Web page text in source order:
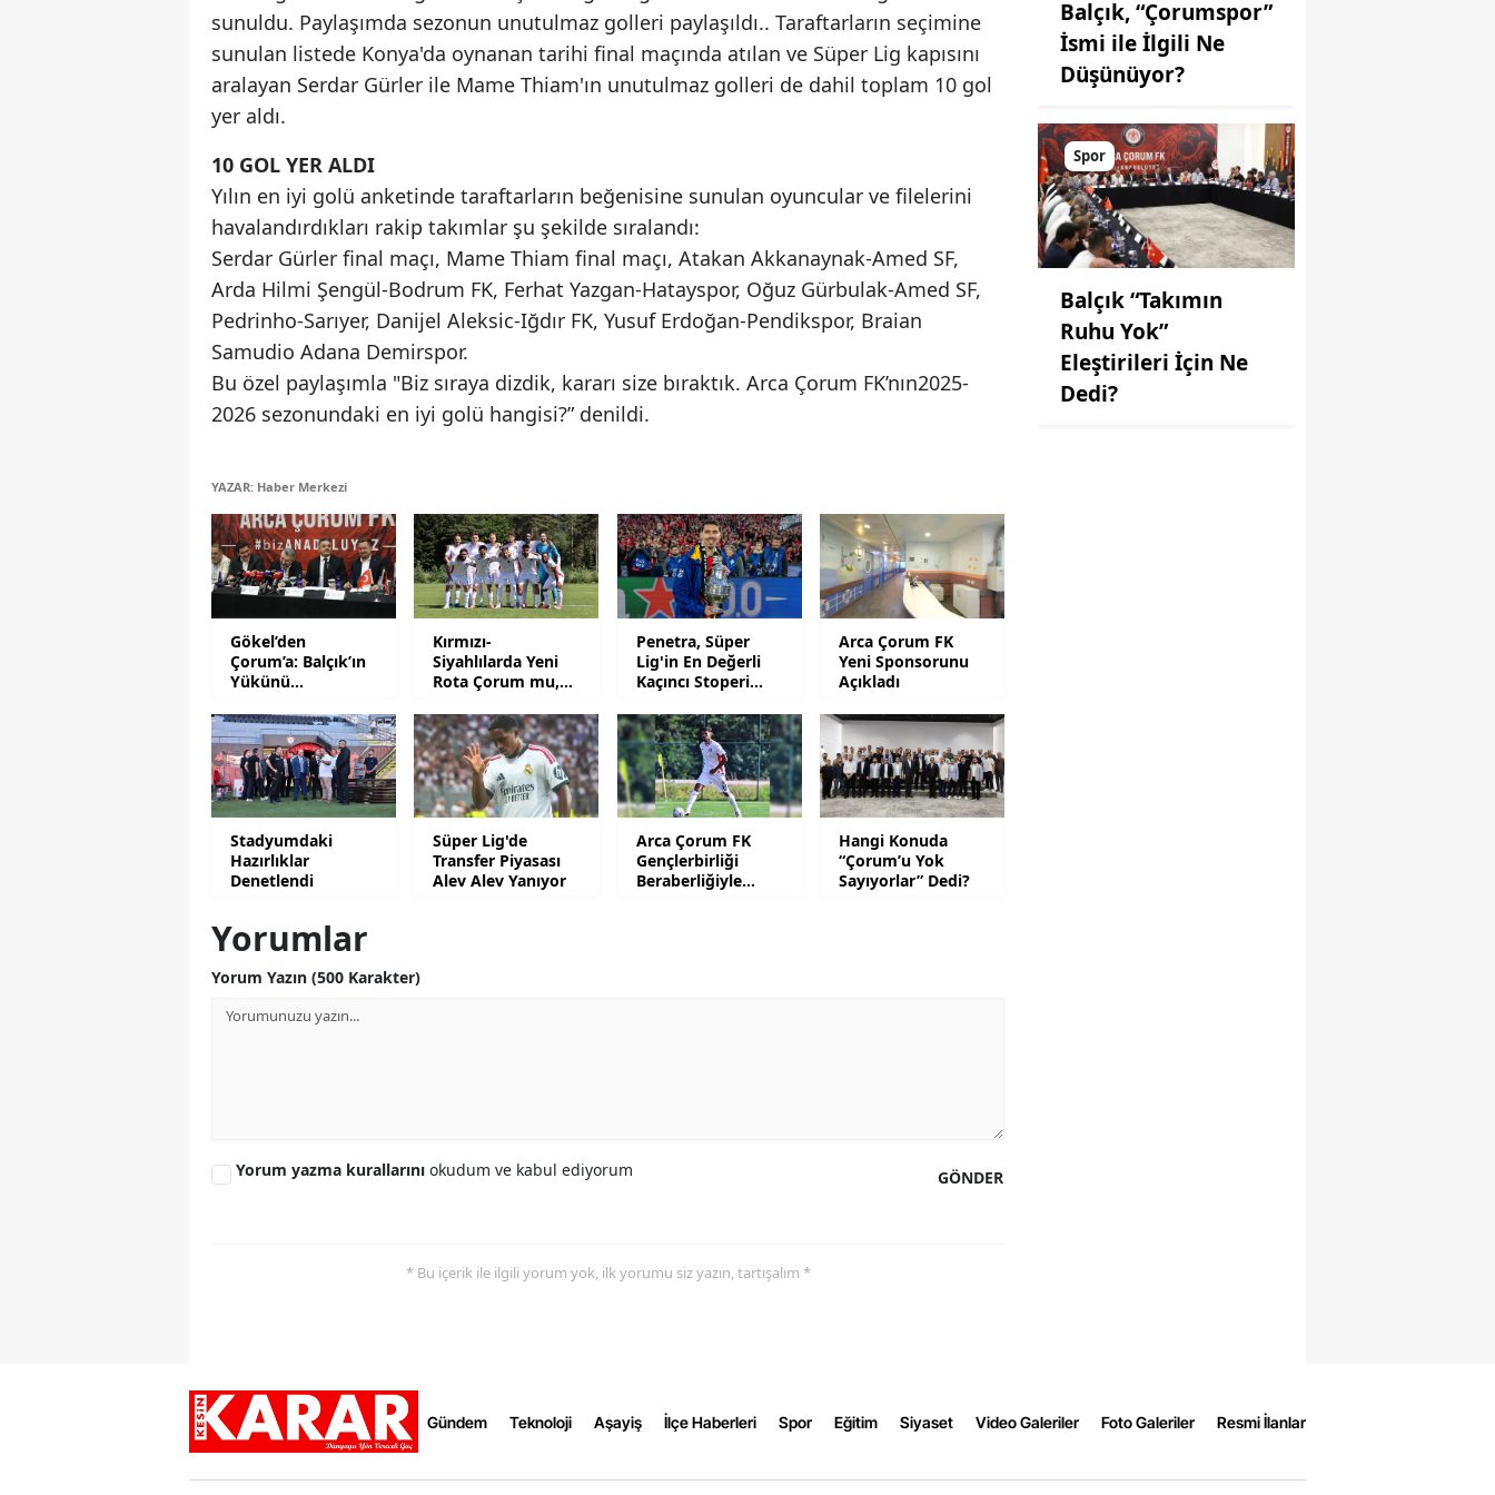
Mersin
İstanbul
Kayseri
Kırklareli
Kocaeli
Malatya
Manisa
Kahramanmaraş
Mardin
Muğla
Muş
Nevşehir
Niğde
Ordu
sunuldu. Paylaşımda sezonun unutulmaz golleri paylaşıldı.. Taraftarların seçimine
sunulan listede Konya'da oynanan tarihi final maçında atılan ve Süper Lig kapısını
aralayan Serdar Gürler ile Mame Thiam'ın unutulmaz golleri de dahil toplam 10 gol
yer aldı.
10 GOL YER ALDI
Yılın en iyi golü anketinde taraftarların beğenisine sunulan oyuncular ve filelerini
havalandırdıkları rakip takımlar şu şekilde sıralandı:
Serdar Gürler final maçı, Mame Thiam final maçı, Atakan Akkanaynak-Amed SF,
Arda Hilmi Şengül-Bodrum FK, Ferhat Yazgan-Hatayspor, Oğuz Gürbulak-Amed SF,
Pedrinho-Sarıyer, Danijel Aleksic-Iğdır FK, Yusuf Erdoğan-Pendikspor, Braian
Samudio Adana Demirspor.
Bu özel paylaşımla "Biz sıraya dizdik, kararı size bıraktık. Arca Çorum FK’nın2025-
2026 sezonundaki en iyi golü hangisi?” denildi.
YAZAR: Haber Merkezi
Gökel’den
Çorum’a: Balçık’ın
Yükünü
Kırmızı-
Siyahlılarda Yeni
Rota Çorum mu,
Penetra, Süper
Lig'in En Değerli
Kaçıncı Stoperi
Arca Çorum FK
Yeni Sponsorunu
Açıkladı
Stadyumdaki
Hazırlıklar
Denetlendi
Süper Lig'de
Transfer Piyasası
Alev Alev Yanıyor
Arca Çorum FK
Gençlerbirliği
Beraberliğiyle
Hangi Konuda
“Çorum’u Yok
Sayıyorlar” Dedi?
Yorumlar
Yorum Yazın (500 Karakter)
GÖNDER
Yorum yazma kurallarını okudum ve kabul ediyorum
* Bu içerik ile ilgili yorum yok, ilk yorumu siz yazın, tartışalım *
Balçık, “Çorumspor”
İsmi ile İlgili Ne
Düşünüyor?
Spor
Balçık “Takımın
Ruhu Yok”
Eleştirileri İçin Ne
Dedi?
Gündem Teknoloji Aşayiş İlçe Haberleri Spor Eğitim Siyaset Video Galeriler Foto Galeriler Resmi İlanlar